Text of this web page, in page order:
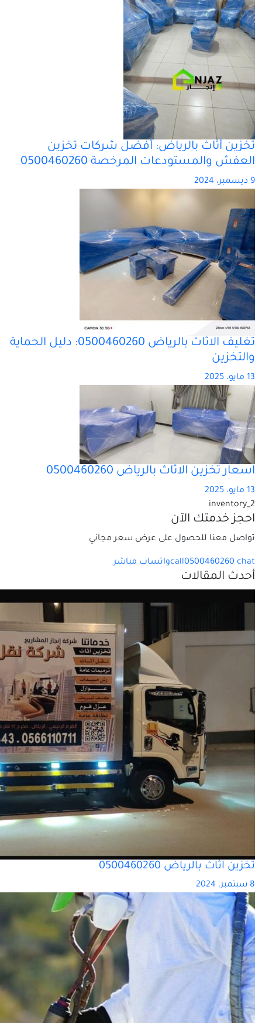
تخزين أثاث بالرياض: أفضل شركات تخزين
العفش والمستودعات المرخصة 0500460260
9 ديسمبر، 2024
تغليف الاثاث بالرياض 0500460260: دليل الحماية
والتخزين
13 مايو، 2025
اسعار تخزين الاثاث بالرياض 0500460260
13 مايو، 2025
inventory_2
احجز خدمتك الآن
تواصل معنا للحصول على عرض سعر مجاني
call0500460260 chat واتساب مباشر
أحدث المقالات
تخزين اثاث بالرياض 0500460260
8 سبتمبر، 2024